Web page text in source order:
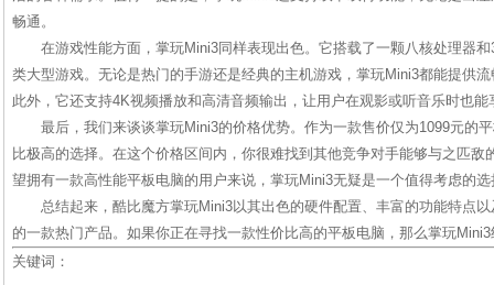
畅通。
在游戏性能方面，掌玩Mini3同样表现出色。它搭载了一颗八核处理器
类大型游戏。无论是热门的手游还是经典的主机游戏，掌玩Mini3都能提供
此外，它还支持4K视频播放和高清音频输出，让用户在观影或听音乐时也
最后，我们来谈谈掌玩Mini3的价格优势。作为一款售价仅为1099元的
比极高的选择。在这个价格区间内，你很难找到其他竞争对手能够与之匹敌
望拥有一款高性能平板电脑的用户来说，掌玩Mini3无疑是一个值得考虑的选
总结起来，酷比魔方掌玩Mini3以其出色的硬件配置、丰富的功能特点
的一款热门产品。如果你正在寻找一款性价比高的平板电脑，那么掌玩
关键词：